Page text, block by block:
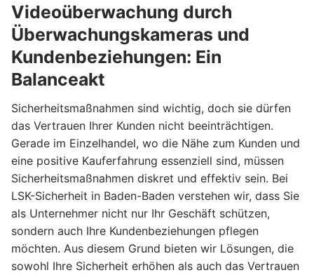
Videoüberwachung durch
Überwachungskameras und
Kundenbeziehungen: Ein
Balanceakt
Sicherheitsmaßnahmen sind wichtig, doch sie dürfen
das Vertrauen Ihrer Kunden nicht beeinträchtigen.
Gerade im Einzelhandel, wo die Nähe zum Kunden und
eine positive Kauferfahrung essenziell sind, müssen
Sicherheitsmaßnahmen diskret und effektiv sein. Bei
LSK-Sicherheit in Baden-Baden verstehen wir, dass Sie
als Unternehmer nicht nur Ihr Geschäft schützen,
sondern auch Ihre Kundenbeziehungen pflegen
möchten. Aus diesem Grund bieten wir Lösungen, die
sowohl Ihre Sicherheit erhöhen als auch das Vertrauen